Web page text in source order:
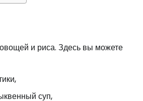
и риса. Здесь вы можете
суп,